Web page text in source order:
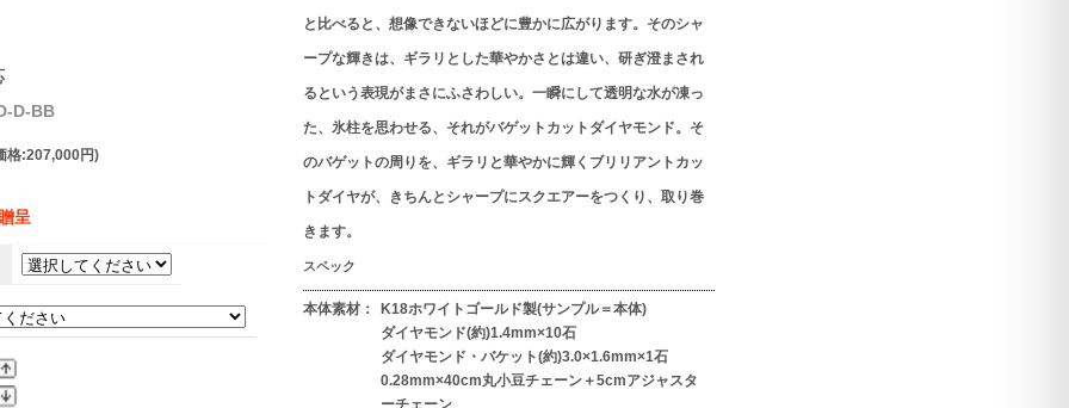
と比べると、想像できないほどに豊かに広がります。そのシャ
ープな輝きは、ギラリとした華やかさとは違い、研ぎ澄まされ
るという表現がまさにふさわしい。一瞬にして透明な水が凍っ
た、氷柱を思わせる、それがバゲットカットダイヤモンド。そ
のバゲットの周りを、ギラリと華やかに輝くブリリアントカッ
トダイヤが、きちんとシャープにスクエアーをつくり、取り巻
きます。
スペック
本体素材：
K18ホワイトゴールド製(サンプル＝本体)
ダイヤモンド(約)1.4mm×10石
ダイヤモンド・バケット(約)3.0×1.6mm×1石
0.28mm×40cm丸小豆チェーン＋5cmアジャスタ
D-BB
格:207,000円)
呈